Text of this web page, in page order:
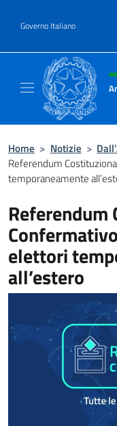
Governo Italiano
Intestazione
Home > Notizie >
Referendum
temporaneamente
elettori
all’estero